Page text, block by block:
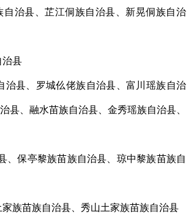
治县、芷江侗族自治县、新晃侗族自治
县
县、罗城仫佬族自治县、富川瑶族自治
县、融水苗族自治县、金秀瑶族自治县、
保亭黎族苗族自治县、琼中黎族苗族自
族苗族自治县、秀山土家族苗族自治县